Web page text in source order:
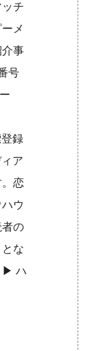
チ
メ
事
号
録
ア
。恋
ウ
の
な
▶︎ハ